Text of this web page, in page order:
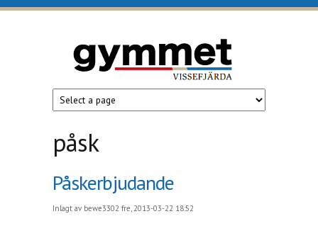
Hoppa till huvudinnehåll
gymmet
Gym i
Vissefjärda
påsk
Påskerbjudande
Inlagt av bewe3302 fre, 2013-03-22 18:52